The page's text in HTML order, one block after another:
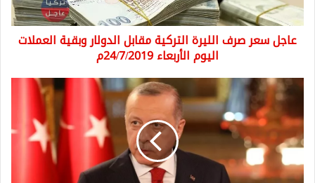
وبقية
العملات
اليوم
عاجل سعر صرف الليرة التركية مقابل الدولار وبقية العملات
اليوم الأربعاء 24/7/2019م
الرئيس
التركي
أردوغان:
التهديد
بالعقوبات
يثني